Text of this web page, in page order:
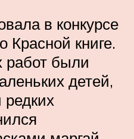
в конкурсе
Красной книге.
работ были
детей,
редких